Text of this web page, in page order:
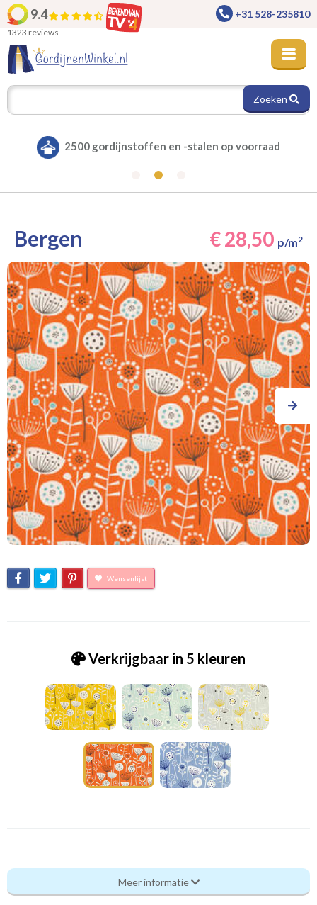
9.4
1323 reviews
+31 528-235810
Zoeken
Alle gordijnen verduisterend leverbaar
Bergen € 28,50 p/m2
Wensenlijst
Verkrijgbaar in 5 kleuren
Fry_ [39] Bergen burnt orange
Eigenschappen gordijnstof
Meer informatie